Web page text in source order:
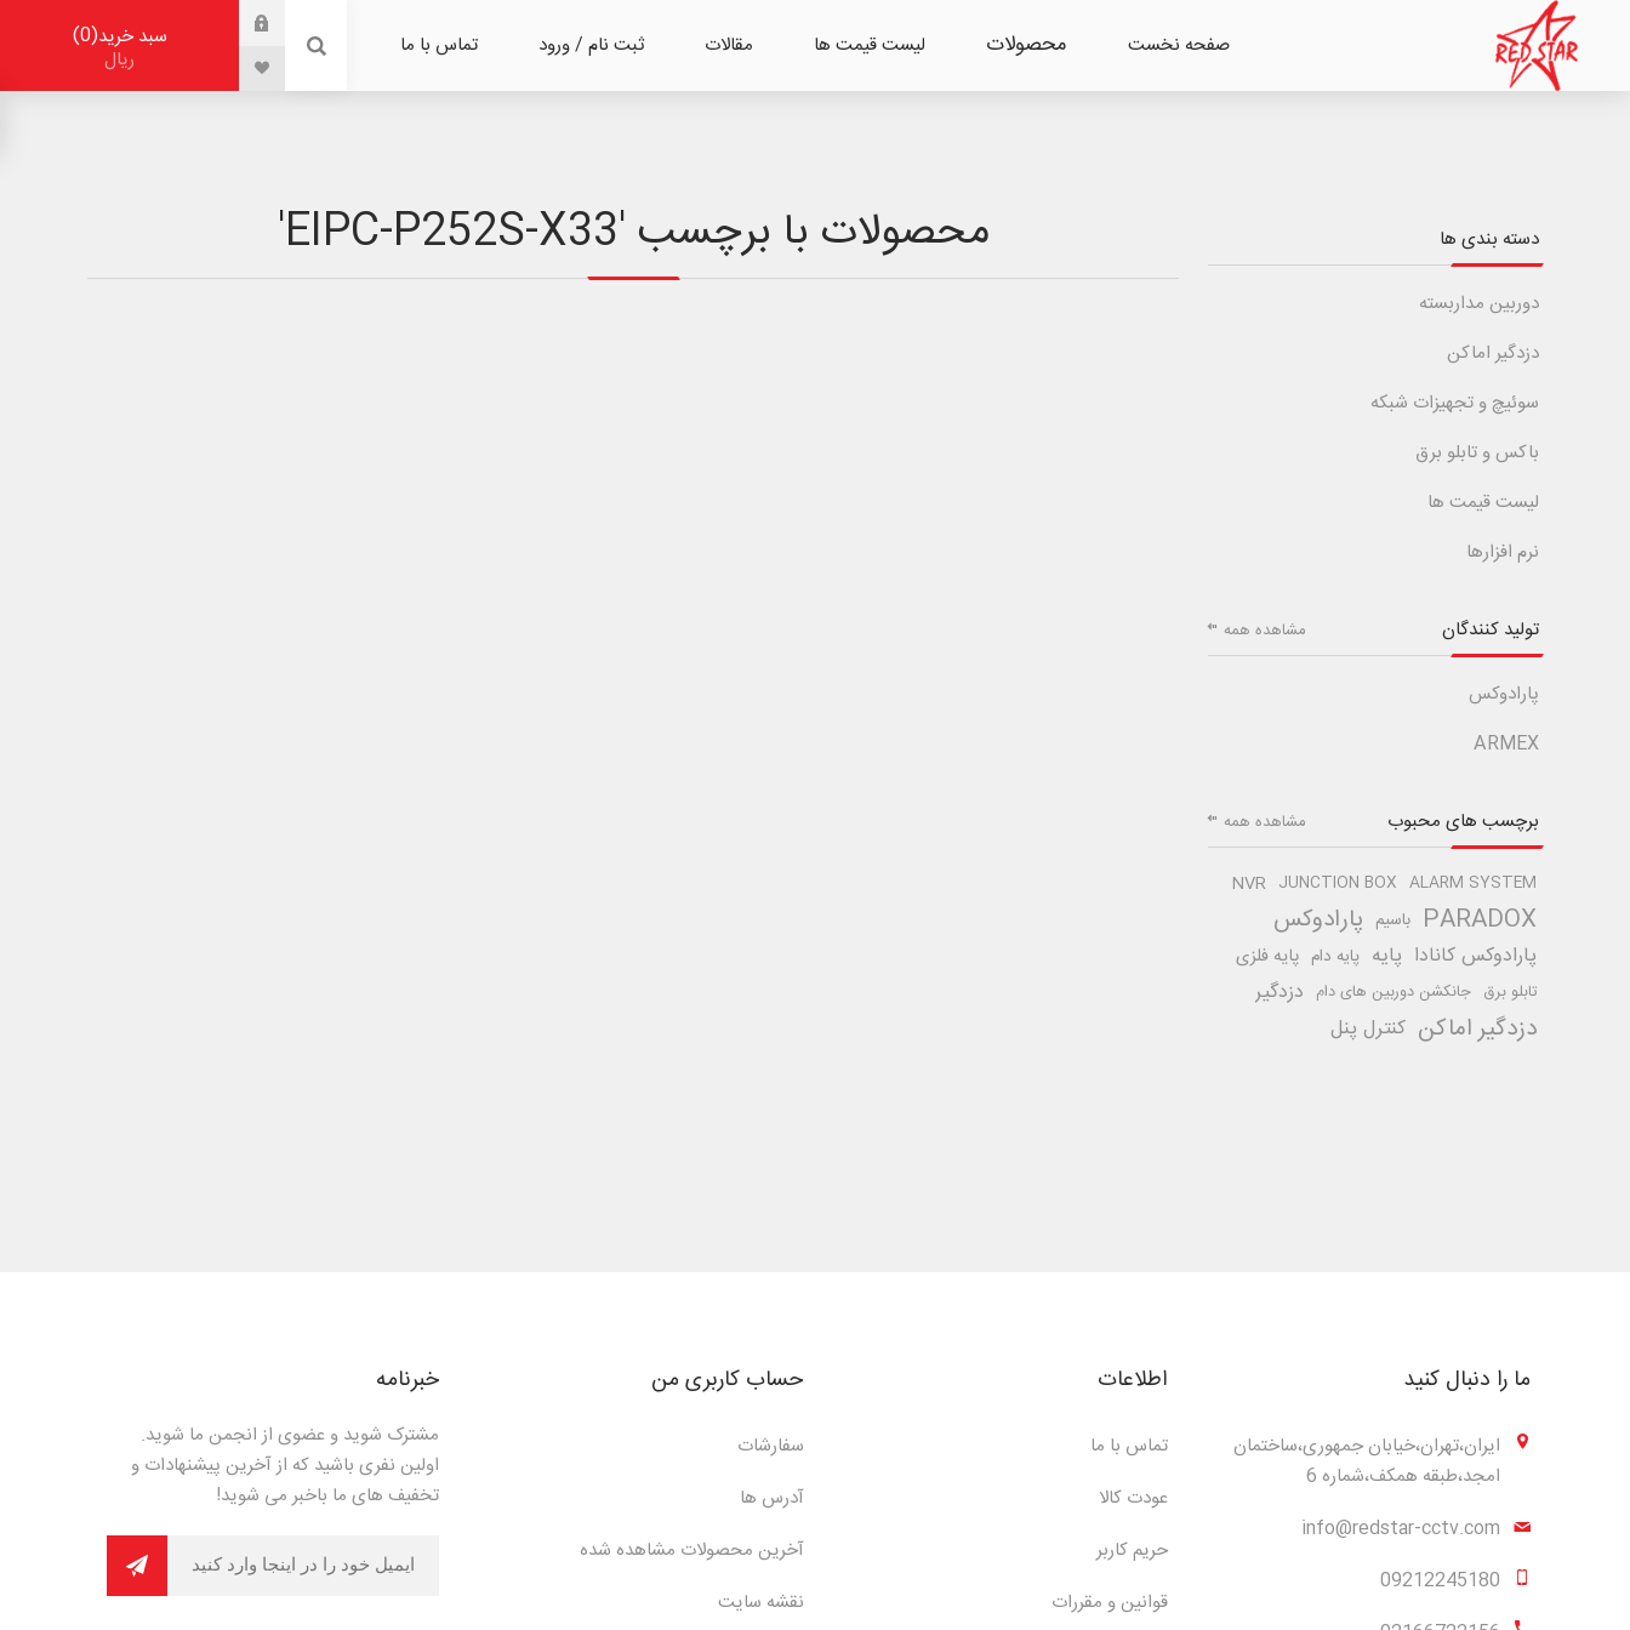
صفحه نخست محصولات لیست قیمت ها مقالات ثبت نام / ورود تماس با ما سبد خرید 0
ریال
محصولات با برچسب 'EIPC-P252S-X33' دسته بندی ها
دوربین مداربسته
دزدگیر اماکن
سوئیچ و تجهیزات شبکه
باکس و تابلو برق
لیست قیمت ها
نرم افزارها
تولید کنندگان
پارادوکس
ARMEX
مشاهده همه
برچسب های محبوب
ALARM SYSTEM
JUNCTION BOX
NVR
PARADOX باسیم پارادوکس
پارادوکس کانادا پایه پایه دام پایه فلزی
تابلو برق جانکشن دوربین های دام دزدگیر
دزدگیر اماکن کنترل پنل
مشاهده همه
ما را دنبال کنید
ایران،تهران،خیابان جمهوری،ساختمان
امجد،طبقه همکف،شماره 6
info@redstar-cctv.com
09212245180
اطلاعات
تماس با ما
عودت کالا
حریم کاربر
قوانین و مقررات
حساب کاربری من
سفارشات
آدرس ها
آخرین محصولات مشاهده شده
نقشه سایت
خبرنامه
مشترک شوید و عضوی از انجمن ما شوید.
اولین نفری باشید که از آخرین پیشنهادات و
تخفیف های ما باخبر می شوید!